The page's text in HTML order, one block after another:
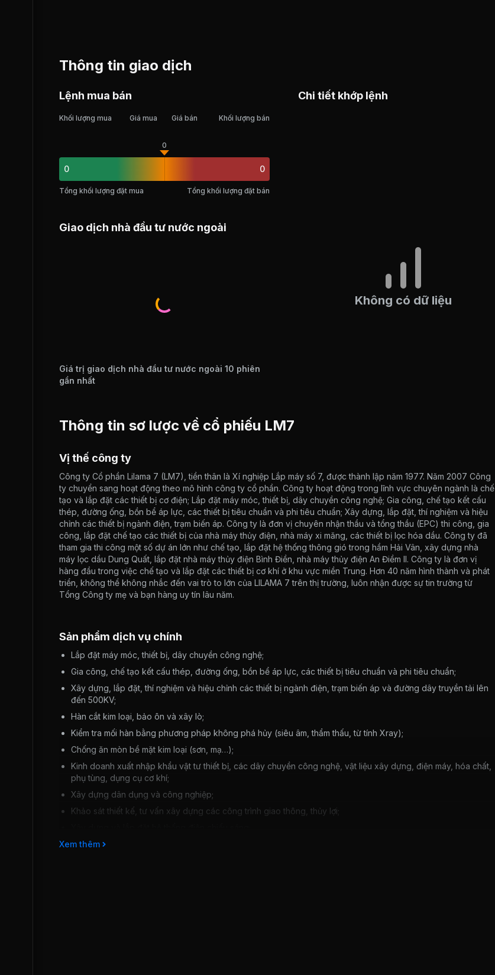
Thông tin giao dịch
Lệnh mua bán
Khối lượng mua Giá mua Giá bán Khối lượng bán
0
0
0
Tổng khối lượng đặt mua Tổng khối lượng đặt bán
Giao dịch nhà đầu tư nước ngoài
Giá trị giao dịch nhà đầu tư nước ngoài 10 phiên
gần nhất
Chi tiết khớp lệnh
Không có dữ liệu
Thông tin sơ lược về cổ phiếu LM7
Vị thế công ty
Công ty Cổ phần Lilama 7 (LM7), tiền thân là Xí nghiệp Lắp máy số 7, được thành lập năm 1977. Năm 2007 Công
ty chuyển sang hoạt động theo mô hình công ty cổ phần. Công ty hoạt động trong lĩnh vực chuyên ngành là chế
tạo và lắp đặt các thiết bị cơ điện; Lắp đặt máy móc, thiết bị, dây chuyền công nghệ; Gia công, chế tạo kết cấu
thép, đường ống, bồn bể áp lực, các thiết bị tiêu chuẩn và phi tiêu chuẩn; Xây dựng, lắp đặt, thí nghiệm và hiệu
chỉnh các thiết bị ngành điện, trạm biến áp. Công ty là đơn vị chuyên nhận thầu và tổng thầu (EPC) thi công, gia
công, lắp đặt chế tạo các thiết bị của nhà máy thủy điện, nhà máy xi măng, các thiết bị lọc hóa dầu. Công ty đã
tham gia thi công một số dự án lớn như chế tạo, lắp đặt hệ thống thông gió trong hầm Hải Vân, xây dựng nhà
máy lọc dầu Dung Quất, lắp đặt nhà máy thủy điện Bình Điền, nhà máy thủy điện An Điềm II. Công ty là đơn vị
hàng đầu trong việc chế tạo và lắp đặt các thiết bị cơ khí ở khu vực miền Trung. Hơn 40 năm hình thành và phát
triển, không thể không nhắc đến vai trò to lớn của LILAMA 7 trên thị trường, luôn nhận được sự tin trường từ
Tổng Công ty mẹ và bạn hàng uy tín lâu năm.
Sản phẩm dịch vụ chính
Lắp đặt máy móc, thiết bị, dây chuyền công nghệ;
Gia công, chế tạo kết cấu thép, đường ống, bồn bể áp lực, các thiết bị tiêu chuẩn và phi tiêu chuẩn;
Xây dựng, lắp đặt, thí nghiệm và hiệu chỉnh các thiết bị ngành điện, trạm biến áp và đường dây truyền tải lên
đến 500KV;
Hàn cắt kim loại, bảo ôn và xây lò;
Kiểm tra mối hàn bằng phương pháp không phá hủy (siêu âm, thẩm thấu, từ tính Xray);
Chống ăn mòn bề mặt kim loại (sơn, mạ…);
Kinh doanh xuất nhập khẩu vật tư thiết bị, các dây chuyền công nghệ, vật liệu xây dựng, điện máy, hóa chất,
phụ tùng, dụng cụ cơ khí;
Xây dựng dân dụng và công nghiệp;
Khảo sát thiết kế, tư vấn xây dựng các công trình giao thông, thủy lợi;
Vận chuyển máy móc, thiết bị, cung cấp vật tư;
Xem thêm